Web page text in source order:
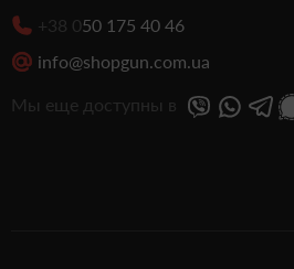
+38 050 175 40 46
info@shopgun.com.ua
Мы еще доступны в